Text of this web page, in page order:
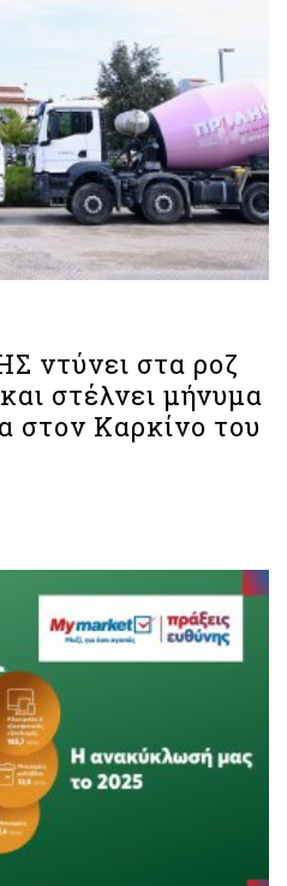
ντύνει στα ροζ
στέλνει μήνυμα
στον Καρκίνο του